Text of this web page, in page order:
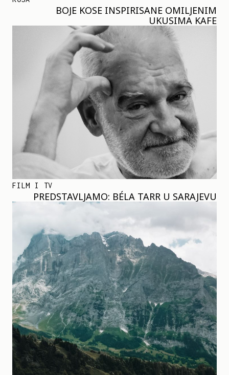
BOJE KOSE INSPIRISANE OMILJENIM
UKUSIMA KAFE
FILM I TV
PREDSTAVLJAMO: BÉLA TARR U SARAJEVU